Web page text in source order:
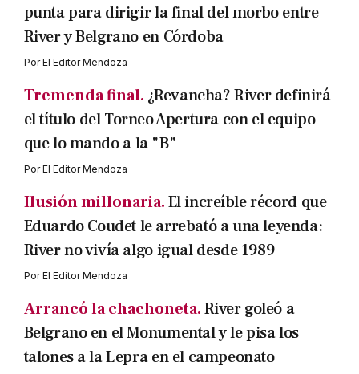
punta para dirigir la final del morbo entre
River y Belgrano en Córdoba
PorEl Editor Mendoza
Tremenda final. ¿Revancha? River definirá
el título del Torneo Apertura con el equipo
que lo mando a la "B"
PorEl Editor Mendoza
Ilusión millonaria.El increíble récord que
Eduardo Coudet le arrebató a una leyenda:
River no vivía algo igual desde 1989
PorEl Editor Mendoza
Arrancó la chachoneta.River goleó a
Belgrano en el Monumental y le pisa los
talones a la Lepra en el campeonato